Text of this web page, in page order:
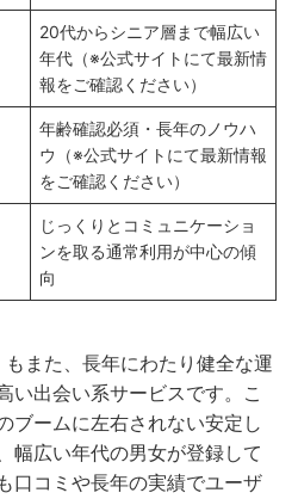
20代からシニア層まで幅広い
年代（※公式サイトにて最新情
報をご確認ください）
年齢確認必須・長年のノウハ
ウ（※公式サイトにて最新情報
をご確認ください）
じっくりとコミュニケーショ
ンを取る通常利用が中心の傾
向
また、長年にわたり健全な運
い出会い系サービスです。こ
ブームに左右されない安定し
幅広い年代の男女が登録して
口コミや長年の実績でユーザ